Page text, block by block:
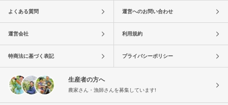
よくある質問 運営へのお問い合わせ
運営会社 利用規約
特商法に基づく表記 プライバシーポリシー
生産者の方へ
農家さん・漁師さんを募集しています!